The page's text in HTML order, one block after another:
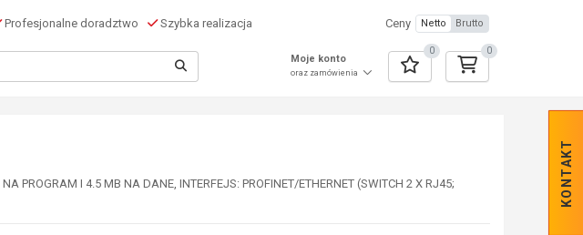
Profesjonalne doradztwo Szybka realizacja Ceny Netto Brutto
Moje konto
oraz zamówienia
0 0
KONTAKT
PROGRAM I 4.5 MB NA DANE, INTERFEJS: PROFINET/ETHERNET (SWITCH 2 X RJ45;